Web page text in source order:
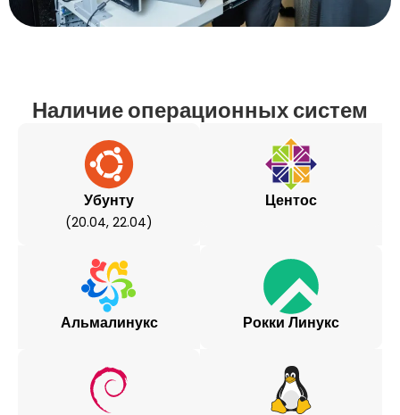
Наличие операционных систем
Убунту
(20.04, 22.04)
Центос
Альмалинукс Рокки Линукс